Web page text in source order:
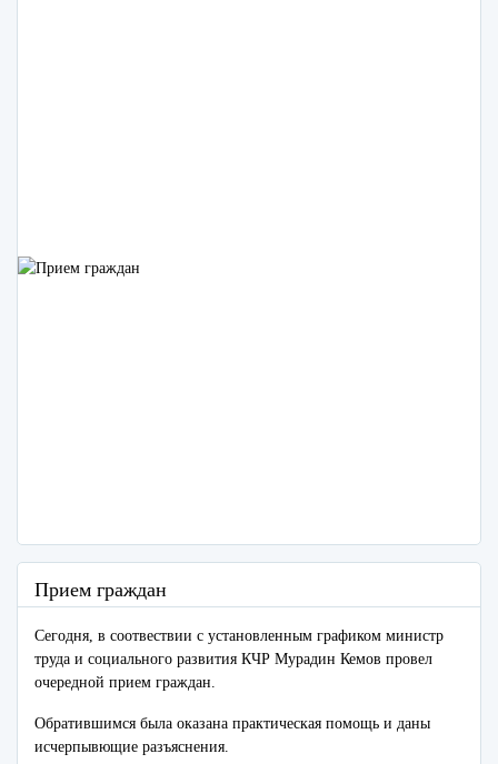
Прием граждан
Сегодня, в соотвествии с установленным графиком министр
труда и социального развития КЧР Мурадин Кемов провел
очередной прием граждан.
Обратившимся была оказана практическая помощь и даны
исчерпывющие разъяснения.